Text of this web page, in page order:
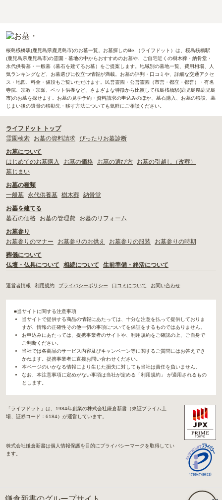
桜島桟橋駅(鹿児島県鹿児島市)のお墓一覧。お墓探しのlife.（ライフドット）は、桜島桟橋駅
(鹿児島県鹿児島市)の霊園・墓地の中からおすすめのお墓や、ご自宅近くの樹木葬・納骨堂・
永代供養墓・一般墓（墓石を建てるお墓）をご提案します。地域別の墓地一覧、費用相場、人
気ランキングなど、お墓選びに役立つ情報が満載。お墓の評判・口コミや、詳細な交通アクセ
ス・地図、料金・値段もご覧いただけます。民営霊園・公営霊園（市営・都立・都営）・有名
寺院、宗教・宗派、ペット供養など、さまざまな特徴から比較して桜島桟橋駅(鹿児島県鹿児島
市)のお墓を探せます。お墓の見学予約・資料請求の申込みのほか、墓石購入、お墓の移設、墓
じまい後の遺骨の移動先・移す方法についても気軽にご相談ください。
ライフドット トップ
霊園検索
お墓の資料請求 ぴったりお墓診断
お墓について
はじめてのお墓購入
お墓の価格 お墓の選び方
お墓の引越し（改葬）
墓じまい
お墓の種類
一般墓
永代供養墓 樹木葬 納骨堂
お墓を建てる
墓石の価格
お墓の管理費
お墓のリフォーム
お墓参り
お墓参りのマナー
お墓参りのお供え お墓参りの服装
お墓参りの時期
葬儀について
仏壇・仏具について
相続について 生前準備・終活について
運営者情報 利用規約 プライバシーポリシー 口コミについて お問い合わせ
■当サイトに関する注意事項
当サイトで提供する商品の情報にあたっては、十分な注意を払って提供しておりま
すが、情報の正確性その他一切の事項についてを保証をするものではありません。
お申込みにあたっては、提携事業者のサイトや、利用規約をご確認の上、ご自身で
ご判断ください。
当社では各商品のサービス内容及びキャンペーン等に関するご質問にはお答えでき
かねます。提携事業者に直接お問い合わせください。
本ページのいかなる情報により生じた損失に対しても当社は責任を負いません。
なお、本注意事項に定めがない事項は当社が定める「利用規約」 が適用されるもの
とします。
「ライフドット」は、1984年創業の株式会社鎌倉新書（東証プライム上
場、証券コード：6184）が運営しています。
株式会社鎌倉新書は個人情報保護を目的にプライバシーマークを取得してい
ます。